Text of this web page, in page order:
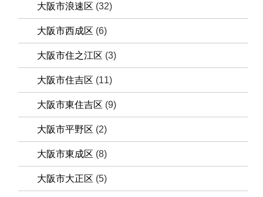
大阪市浪速区 (32)
大阪市西成区 (6)
大阪市住之江区 (3)
大阪市住吉区 (11)
大阪市東住吉区 (9)
大阪市平野区 (2)
大阪市東成区 (8)
大阪市大正区 (5)